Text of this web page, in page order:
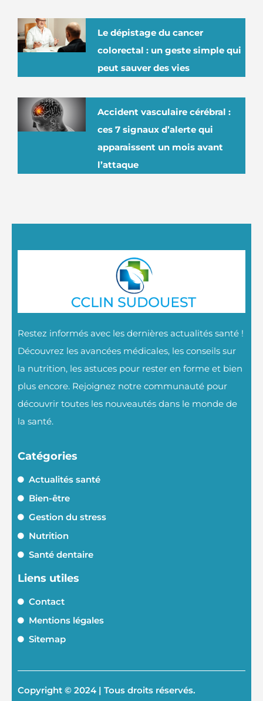
Le dépistage du cancer
colorectal : un geste simple qui
peut sauver des vies
Accident vasculaire cérébral :
ces 7 signaux d’alerte qui
apparaissent un mois avant
l’attaque
Restez informés avec les dernières actualités santé !
Découvrez les avancées médicales, les conseils sur
la nutrition, les astuces pour rester en forme et bien
plus encore. Rejoignez notre communauté pour
découvrir toutes les nouveautés dans le monde de
la santé.
Catégories
Actualités santé
Bien-être
Gestion du stress
Nutrition
Santé dentaire
Liens utiles
Contact
Mentions légales
Sitemap
Copyright © 2024 | Tous droits réservés.